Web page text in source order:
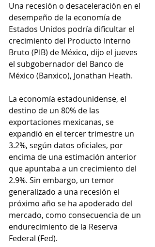
Una recesión o desaceleración en el
desempeño de la economía de
Estados Unidos podría dificultar el
crecimiento del Producto Interno
Bruto (PIB) de México, dijo el jueves
el subgobernador del Banco de
México (Banxico), Jonathan Heath.
La economía estadounidense, el
destino de un 80% de las
exportaciones mexicanas, se
expandió en el tercer trimestre un
3.2%, según datos oficiales, por
encima de una estimación anterior
que apuntaba a un crecimiento del
2.9%. Sin embargo, un temor
generalizado a una recesión el
próximo año se ha apoderado del
mercado, como consecuencia de un
endurecimiento de la Reserva
Federal (Fed).